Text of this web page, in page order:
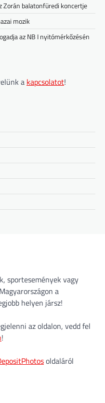
Zorán balatonfüredi koncertje
mozik
az NB I nyitómérkőzésén
a kapcsolatot!
sportesemények vagy
a
helyen jársz!
az oldalon, vedd fel
!
oldaláról